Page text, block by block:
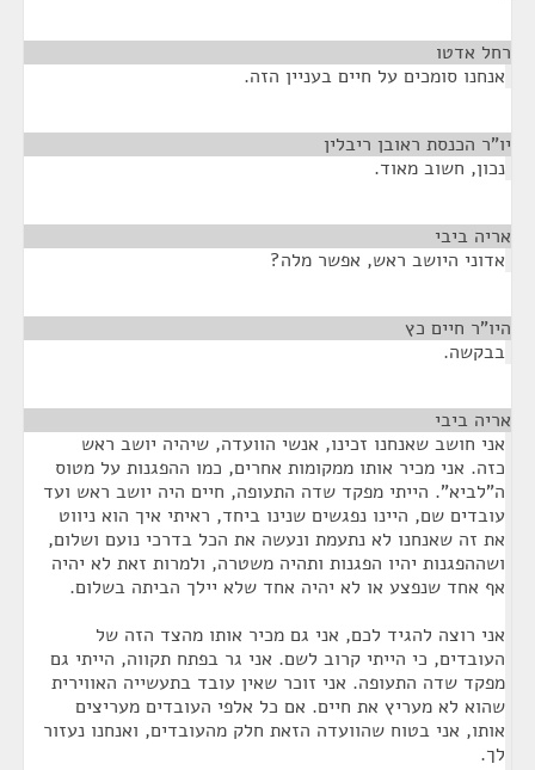
רחל אדטו
אנחנו סומכים על חיים בעניין הזה.
יו"ר הכנסת ראובן ריבלין
נכון, חשוב מאוד.
אריה ביבי
אדוני היושב ראש, אפשר מלה?
היו"ר חיים כץ
בבקשה.
אריה ביבי
אני חושב שאנחנו זכינו, אנשי הוועדה, שיהיה יושב ראש
כזה. אני מכיר אותו ממקומות אחרים, כמו ההפגנות על מטוס
ה"לביא". הייתי מפקד שדה התעופה, חיים היה יושב ראש ועד
עובדים שם, היינו נפגשים שנינו ביחד, ראיתי איך הוא ניווט
את זה שאנחנו לא נתעמת ונעשה את הכל בדרכי נועם ושלום,
ושההפגנות יהיו הפגנות ותהיה משטרה, ולמרות זאת לא יהיה
אף אחד שנפצע או לא יהיה אחד שלא יילך הביתה בשלום.
אני רוצה להגיד לכם, אני גם מכיר אותו מהצד הזה של
העובדים, כי הייתי קרוב לשם. אני גר בפתח תקווה, הייתי גם
מפקד שדה התעופה. אני זוכר שאין עובד בתעשייה האווירית
שהוא לא מעריץ את חיים. אם כל אלפי העובדים מעריצים
אותו, אני בטוח שהוועדה הזאת חלק מהעובדים, ואנחנו נעזור
לך.